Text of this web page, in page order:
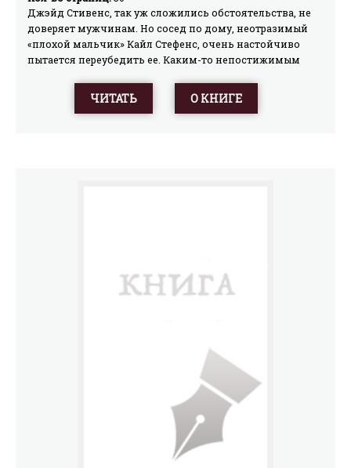
Джэйд Стивенс, так уж сложились обстоятельства, не
доверяет мужчинам. Но сосед по дому, неотразимый
«плохой мальчик» Кайл Стефенс, очень настойчиво
пытается переубедить ее. Каким-то непостижимым
желания, мечты. Он кажется ей просто совершенством
до той поры, пока она не понимает, что он
ЧИТАТЬ О КНИГЕ